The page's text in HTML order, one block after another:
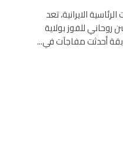
الايرانية، تعد
روحاني للفوز بولاية
أحدثت مفاجآت في...